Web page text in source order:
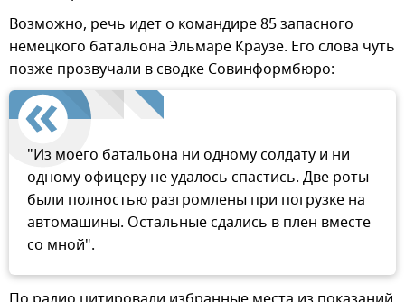
Возможно, речь идет о командире 85 запасного
немецкого батальона Эльмаре Краузе. Его слова чуть
позже прозвучали в сводке Совинформбюро:
"Из моего батальона ни одному солдату и ни
одному офицеру не удалось спастись. Две роты
были полностью разгромлены при погрузке на
автомашины. Остальные сдались в плен вместе
со мной".